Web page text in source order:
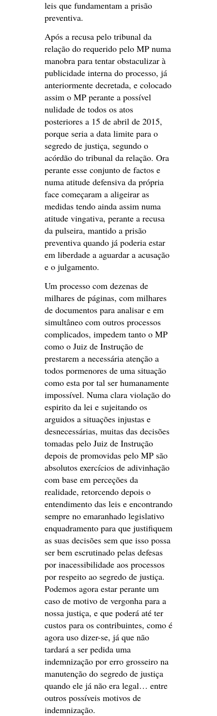
leis que fundamentam a prisão
preventiva.
Após a recusa pelo tribunal da
relação do requerido pelo MP numa
manobra para tentar obstaculizar à
publicidade interna do processo, já
anteriormente decretada, e colocado
assim o MP perante a possível
nulidade de todos os atos
posteriores a 15 de abril de 2015,
porque seria a data limite para o
segredo de justiça, segundo o
acórdão do tribunal da relação. Ora
perante esse conjunto de factos e
numa atitude defensiva da própria
face começaram a aligeirar as
medidas tendo ainda assim numa
atitude vingativa, perante a recusa
da pulseira, mantido a prisão
preventiva quando já poderia estar
em liberdade a aguardar a acusação
e o julgamento.
Um processo com dezenas de
milhares de páginas, com milhares
de documentos para analisar e em
simultâneo com outros processos
complicados, impedem tanto o MP
como o Juiz de Instrução de
prestarem a necessária atenção a
todos pormenores de uma situação
como esta por tal ser humanamente
impossível. Numa clara violação do
espirito da lei e sujeitando os
arguidos a situações injustas e
desnecessárias, muitas das decisões
tomadas pelo Juiz de Instrução
depois de promovidas pelo MP são
absolutos exercícios de adivinhação
com base em perceções da
realidade, retorcendo depois o
entendimento das leis e encontrando
sempre no emaranhado legislativo
enquadramento para que justifiquem
as suas decisões sem que isso possa
ser bem escrutinado pelas defesas
por inacessibilidade aos processos
por respeito ao segredo de justiça.
Podemos agora estar perante um
caso de motivo de vergonha para a
nossa justiça, e que poderá até ter
custos para os contribuintes, como é
agora uso dizer-se, já que não
tardará a ser pedida uma
indemnização por erro grosseiro na
manutenção do segredo de justiça
quando ele já não era legal… entre
outros possíveis motivos de
indemnização.